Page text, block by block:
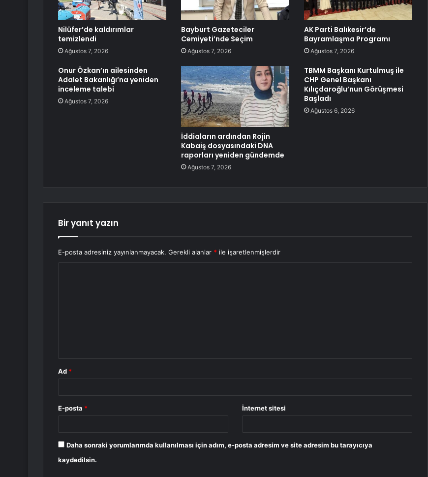
Nilüfer’de kaldırımlar
temizlendi
Ağustos 7, 2026
Bayburt Gazeteciler
Cemiyeti’nde Seçim
Ağustos 7, 2026
AK Parti Balıkesir’de
Bayramlaşma Programı
Ağustos 7, 2026
Onur Özkan’ın ailesinden
Adalet Bakanlığı’na yeniden
inceleme talebi
Ağustos 7, 2026
İddiaların ardından Rojin
Kabaiş dosyasındaki DNA
raporları yeniden gündemde
Ağustos 7, 2026
TBMM Başkanı Kurtulmuş ile
CHP Genel Başkanı
Kılıçdaroğlu’nun Görüşmesi
Başladı
Ağustos 6, 2026
Bir yanıt yazın
E-posta adresiniz yayınlanmayacak. Gerekli alanlar * ile işaretlenmişlerdir
Ad *
E-posta * İnternet sitesi
Daha sonraki yorumlarımda kullanılması için adım, e-posta adresim ve site adresim bu tarayıcıya
kaydedilsin.